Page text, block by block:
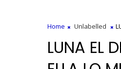
Home Unlabelled
LUNA EL